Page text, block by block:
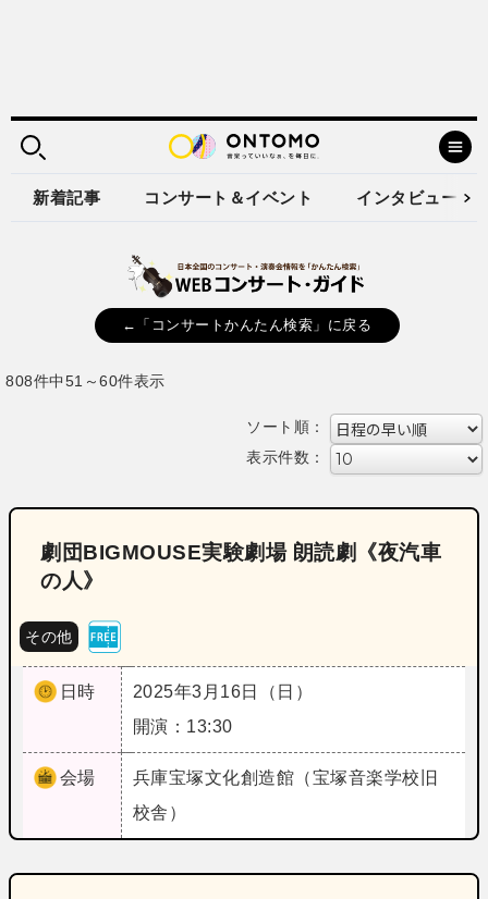
新着記事 コンサート＆イベント インタビュー
←「コンサートかんたん検索」に戻る
808件中51～60件表示
ソート順：
表示件数：
劇団BIGMOUSE実験劇場 朗読劇《夜汽車
の人》
その他
日時
2025年3月16日（日）
開演：13:30
会場 兵庫宝塚文化創造館（宝塚音楽学校旧
校舎）